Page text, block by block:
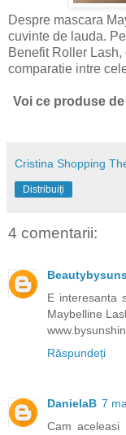
Despre mascara
cuvinte de lauda.
Benefit Roller
comparatie intre
Voi ce produse
Cristina Shopping
Distribuiți
4 comentarii:
E interesanta
Maybelline
Răspundeți
DanielaB 7
Cam